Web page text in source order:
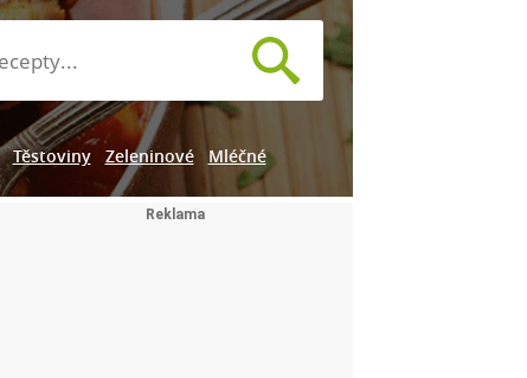
Těstoviny Zeleninové Mléčné